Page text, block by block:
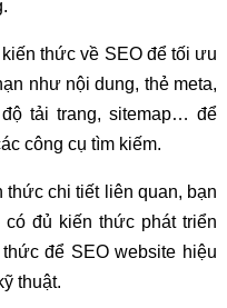
thức về SEO để tối ưu
như nội dung, thẻ meta,
tải trang, sitemap… để
công cụ tìm kiếm.
thức chi tiết liên quan, bạn
đủ kiến thức phát triển
để SEO website hiệu
thuật.